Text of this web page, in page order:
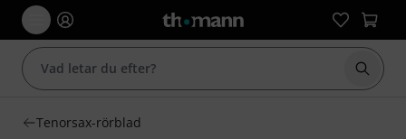
Börja
Tenorsax-rörblad